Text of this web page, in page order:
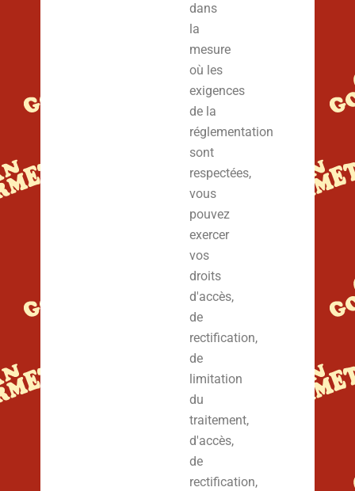
dans
la
mesure
où les
exigences
de la
réglementation
sont
respectées,
vous
pouvez
exercer
vos
droits
d'accès,
de
rectification,
de
limitation
du
traitement,
d'accès,
de
rectification,